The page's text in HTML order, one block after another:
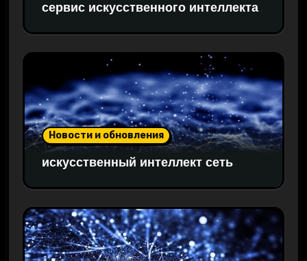
сервис искусственного интеллекта
Новости и обновления
искусственный интеллект сеть